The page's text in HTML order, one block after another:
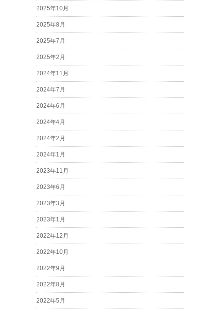
2025年10月
2025年8月
2025年7月
2025年2月
2024年11月
2024年7月
2024年6月
2024年4月
2024年2月
2024年1月
2023年11月
2023年6月
2023年3月
2023年1月
2022年12月
2022年10月
2022年9月
2022年8月
2022年5月